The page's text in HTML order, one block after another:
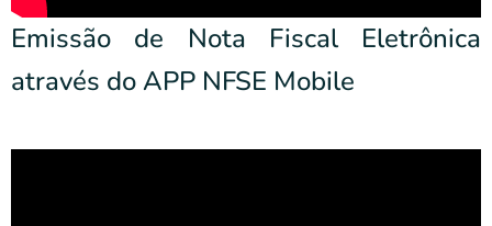
Emissão de Nota Fiscal Eletrônica
através do APP NFSE Mobile